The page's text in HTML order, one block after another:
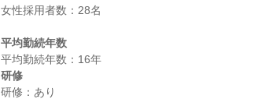
女性採用者数：28名
平均勤続年数
研修
研修：あり